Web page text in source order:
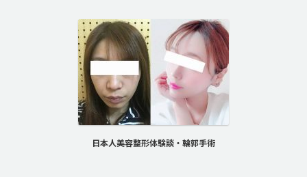
日本人美容整形体験談・輪郭手術